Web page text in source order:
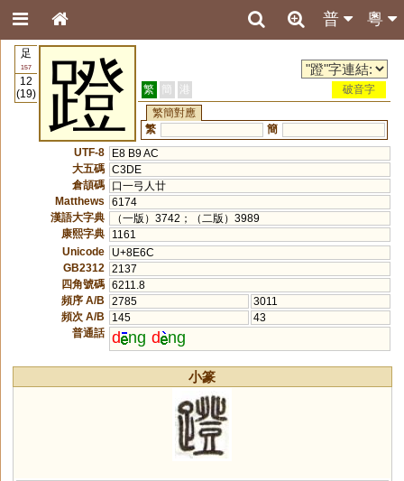
粵
普
足
157
12
(19)
蹬 繁 簡 港
破音字
繁簡對應
繁
簡
UTF-8
E8 B9 AC
大五碼 C3DE
倉頡碼
口一弓人廿
Matthews
6174
漢語大字典
（一版）3742；（二版）3989
康熙字典
1161
Unicode
U+8E6C
GB2312
2137
四角號碼 6211.8
頻序 A/B
2785
3011
頻次 A/B
145
43
普通話 d ng d ng
小篆